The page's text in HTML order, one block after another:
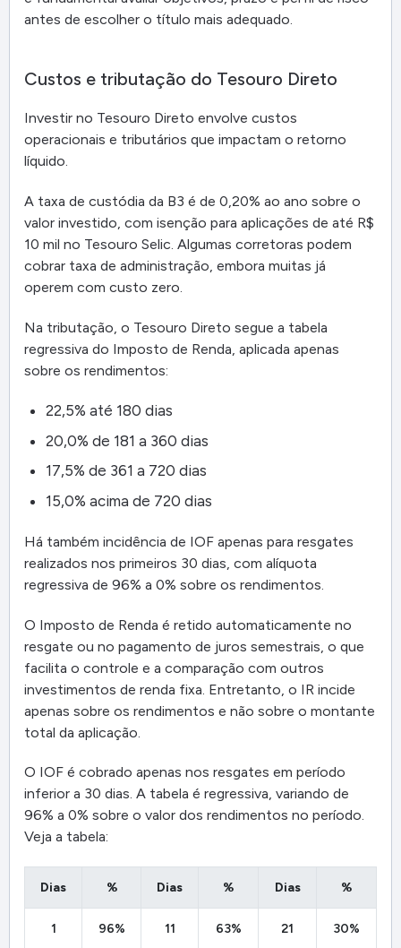
antes de escolher o título mais adequado.
Custos e tributação do Tesouro Direto
Investir no Tesouro Direto envolve custos
operacionais e tributários que impactam o retorno
líquido.
A taxa de custódia da B3 é de 0,20% ao ano sobre o
valor investido, com isenção para aplicações de até R$
10 mil no Tesouro Selic. Algumas corretoras podem
cobrar taxa de administração, embora muitas já
operem com custo zero.
Na tributação, o Tesouro Direto segue a tabela
regressiva do Imposto de Renda, aplicada apenas
sobre os rendimentos:
22,5% até 180 dias
20,0% de 181 a 360 dias
17,5% de 361 a 720 dias
15,0% acima de 720 dias
Há também incidência de IOF apenas para resgates
realizados nos primeiros 30 dias, com alíquota
regressiva de 96% a 0% sobre os rendimentos.
O Imposto de Renda é retido automaticamente no
resgate ou no pagamento de juros semestrais, o que
facilita o controle e a comparação com outros
investimentos de renda fixa. Entretanto, o IR incide
apenas sobre os rendimentos e não sobre o montante
total da aplicação.
O IOF é cobrado apenas nos resgates em período
inferior a 30 dias. A tabela é regressiva, variando de
96% a 0% sobre o valor dos rendimentos no período.
Veja a tabela:
Dias % Dias % Dias %
1 96% 11 63% 21 30%